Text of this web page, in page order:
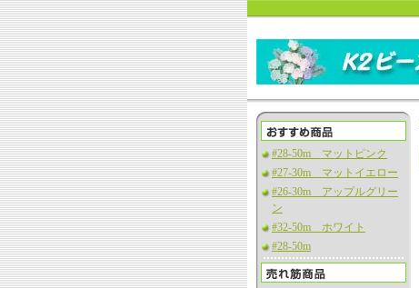
#28-50m マットピンク
#27-30m マットイエロー
#26-30m アップルグリー
ン
#32-50m ホワイト
#28-50m